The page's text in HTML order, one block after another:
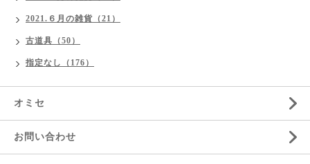
2021.６月の雑貨（21）
古道具（50）
指定なし（176）
オミセ
お問い合わせ